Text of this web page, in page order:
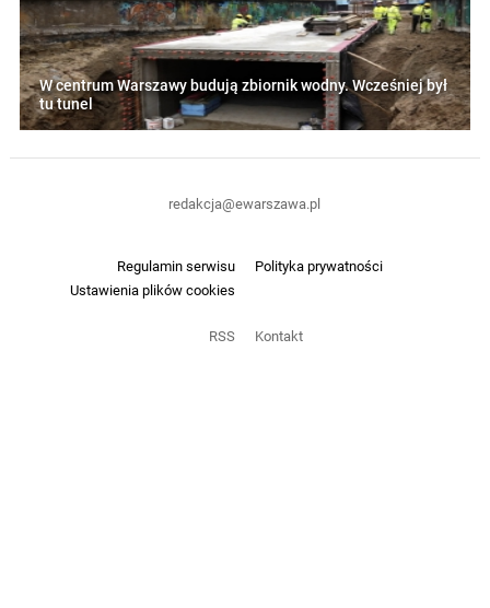
W centrum Warszawy budują zbiornik wodny. Wcześniej był
tu tunel
Regulamin serwisu
Polityka prywatności
Ustawienia plików cookies
RSS Kontakt
redakcja@ewarszawa.pl